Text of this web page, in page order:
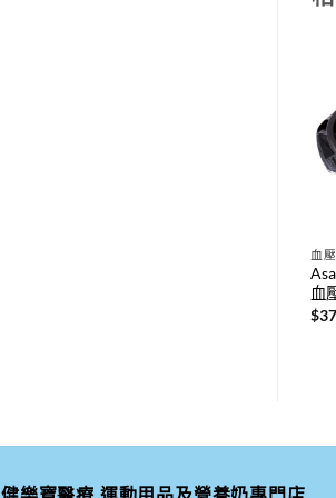
血
血
$
健樂寶醫療,運動用品及營養奶專門店